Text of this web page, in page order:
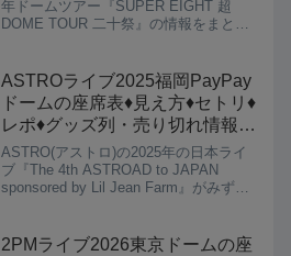
ー2025 オーラス
年ドームツアー『SUPER EIGHT 超
DOME TOUR 二十祭』の情報をまとめ
ドーム大阪公演も盛り上がりましょう...
ASTROライブ2025福岡PayPay
ドームの座席表♦️見え方♦️セトリ♦️
レポ♦️グッズ列・売り切れ情報！
アストロ イルコン
『Stargraphy』
ASTRO(アストロ)の2025年の日本ライ
ブ『The 4th ASTROAD to JAPAN
sponsored by Lil Jean Farm』がみずほ
まし...
2PMライブ2026東京ドームの座